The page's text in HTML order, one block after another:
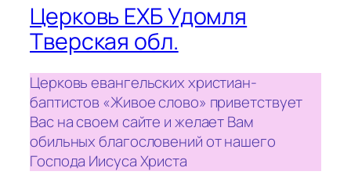
Церковь ЕХБ Удомля
Тверская обл.
Церковь евангельских христиан-
баптистов «Живое слово» приветствует
Вас на своем сайте и желает Вам
обильных благословений от нашего
Господа Иисуса Христа